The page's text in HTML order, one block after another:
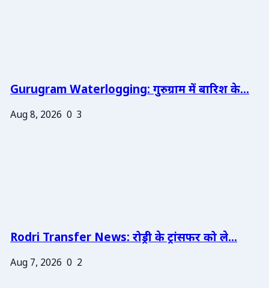
Gurugram Waterlogging: गुरुग्राम में बारिश के...
Aug 8, 2026 0 3
Rodri Transfer News: रोड्री के ट्रांसफर को ले...
Aug 7, 2026 0 2